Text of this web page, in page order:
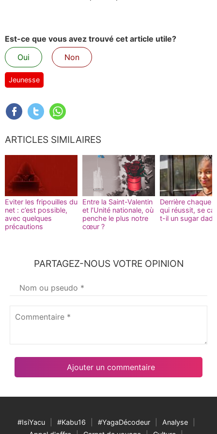
Est-ce que vous avez trouvé cet article utile?
Oui
Non
Jeunesse
ARTICLES SIMILAIRES
Eviter les fripouilles du
net : c’est possible,
avec quelques
précautions
Entre la Saint-Valentin
et l’Unité nationale, où
penche le plus notre
cœur ?
Derrière chaque
qui réussit, se
t-il un sugar
PARTAGEZ-NOUS VOTRE OPINION
Votre
nom*
#IsiYacu #Kabu16 #YagaDécodeur
Analyse